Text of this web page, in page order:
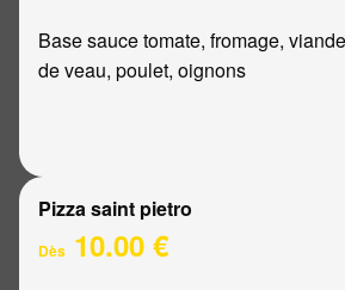
Base sauce tomate, fromage,
de veau, poulet, oignons
Pizza saint pietro
Dès 10.00 €